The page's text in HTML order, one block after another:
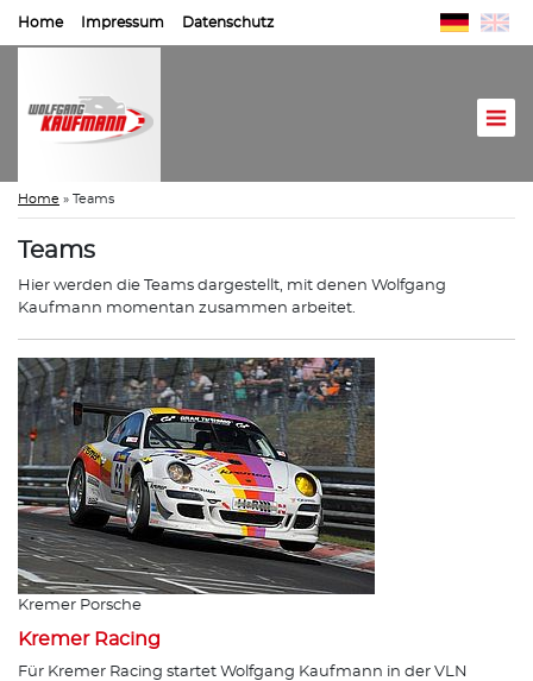
Home Impressum Datenschutz
Home » Teams
Teams
Hier werden die Teams dargestellt, mit denen Wolfgang
Kaufmann momentan zusammen arbeitet.
Kremer Porsche
Kremer Racing
Für Kremer Racing startet Wolfgang Kaufmann in der VLN